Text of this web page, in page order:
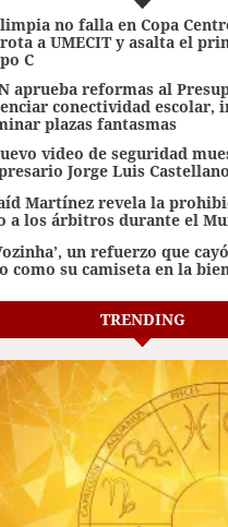
no falla en Copa
a UMECIT y asalta el
C
aprueba reformas al
conectividad
plazas fantasmas
video de seguridad
Jorge Luis
Martínez revela la
a los árbitros durante el
un refuerzo que
como su camiseta en la
TRENDING